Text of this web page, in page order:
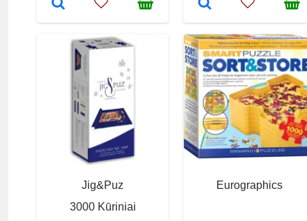
Jig&Puz
3000 Kūriniai
Eurographics